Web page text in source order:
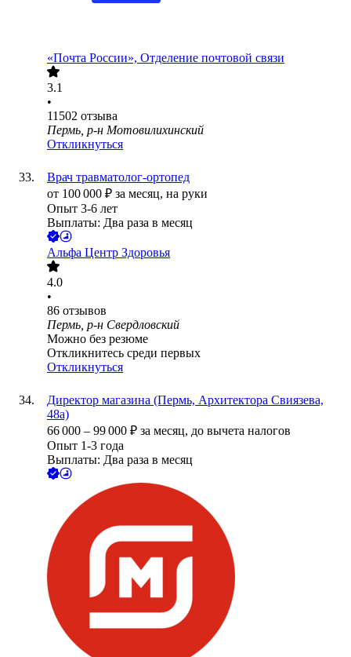
«Почта России», Отделение почтовой связи
3.1
•
11502 отзыва
Пермь, р-н Мотовилихинский
Откликнуться
Врач травматолог-ортопед
от 100 000 ₽ за месяц, на руки
Опыт 3-6 лет
Выплаты: Два раза в месяц
Альфа Центр Здоровья
4.0
•
86 отзывов
Пермь, р-н Свердловский
Можно без резюме
Откликнитесь среди первых
Откликнуться
Директор магазина (Пермь, Архитектора Свиязева,
48а)
66 000 – 99 000 ₽ за месяц, до вычета налогов
Опыт 1-3 года
Выплаты: Два раза в месяц